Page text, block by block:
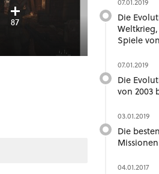
87
07.01.2019
Die
Spiele
07.01.2019
Die
von 2003
03.01.2019
Die
04.01.2017